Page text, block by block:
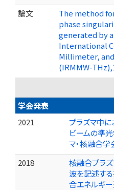
論文
The method
phase
generated by
International
Millimeter,
(IRMMW-
学会発表
2021
プラズマ中に
ビームの準
マ・核融合
2018
核融合プラ
波を記述す
合エネルギ